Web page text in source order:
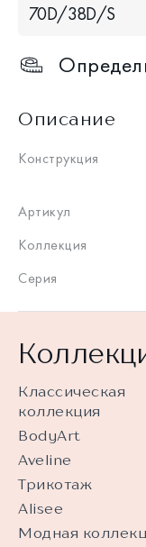
70D/38D/S
Описание
Конструкция
Артикул
Коллекция
Серия
Классическая
коллекция
BodyArt
Aveline
Трикотаж
Alisee
Модная